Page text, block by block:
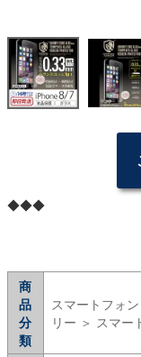
◆◆◆
商
品
分
類
スマートフォ
リー ＞ スマー